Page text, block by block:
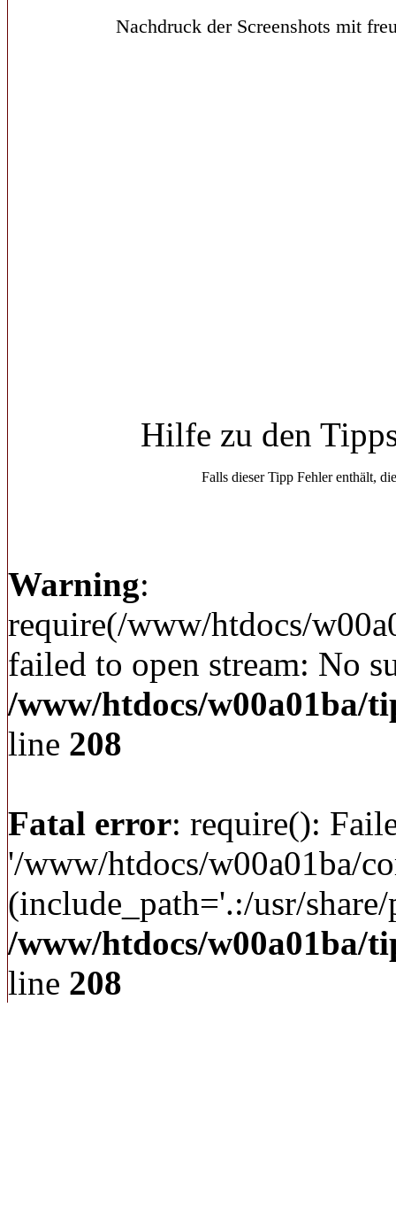
Nachdruck der Screenshots mit
Hilfe zu den
Falls dieser Tipp Fehler enthält,
Warning:
require(/www/htdocs/
failed to open stream: No
/www/htdocs/w00a01ba/
line 208
Fatal error: require():
'/www/htdocs/w00a01ba/
(include_path='.:/usr/
/www/htdocs/w00a01ba/
line 208